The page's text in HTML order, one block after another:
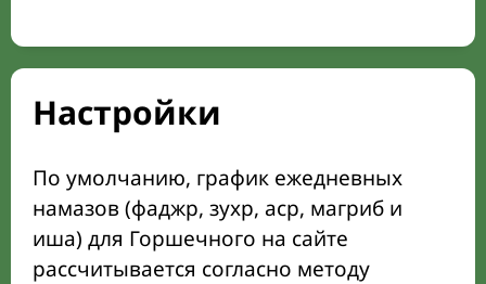
Настройки
По умолчанию, график ежедневных
намазов (фаджр, зухр, аср, магриб и
иша) для Горшечного на сайте
рассчитывается согласно методу